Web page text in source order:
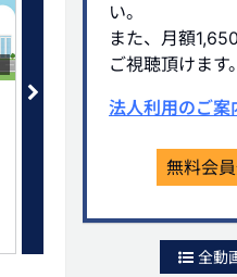
不動産管理法人への生命保
(4) サブリース(一括借上)方
い。
また、月額
ご視聴頂けます。
法人利用のご案
無料会
全動